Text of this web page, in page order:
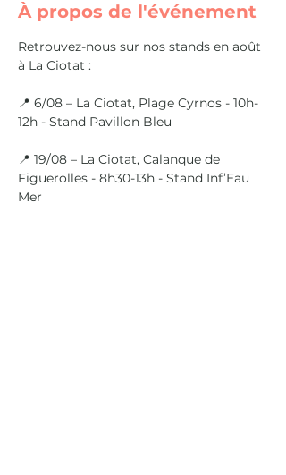
À propos de l'événement
Retrouvez-nous sur nos stands en août
à La Ciotat :
📍 6/08 – La Ciotat, Plage Cyrnos - 10h-
12h - Stand Pavillon Bleu
📍 19/08 – La Ciotat, Calanque de
Figuerolles - 8h30-13h - Stand Inf’Eau
Mer